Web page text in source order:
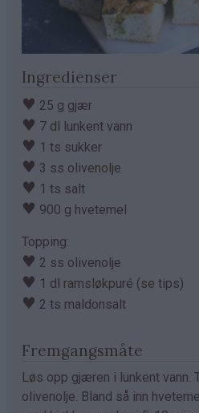
Ingredienser
♥ 25 g gjær
♥ 7 dl lunkent vann
♥ 1 ts sukker
♥ 3 ss olivenolje
♥ 1 ts salt
♥ 900 g hvetemel
Topping:
♥ 2 ss olivenolje
♥ 1 dl ramsløkpuré (se tips)
♥ 2 ts maldonsalt
Fremgangsmåte
Løs opp gjæren i lunkent vann.
olivenolje. Bland så inn